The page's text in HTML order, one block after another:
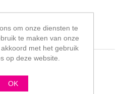
harmony
om onze diensten te
te maken van onze
met het gebruik
op deze website.
OK